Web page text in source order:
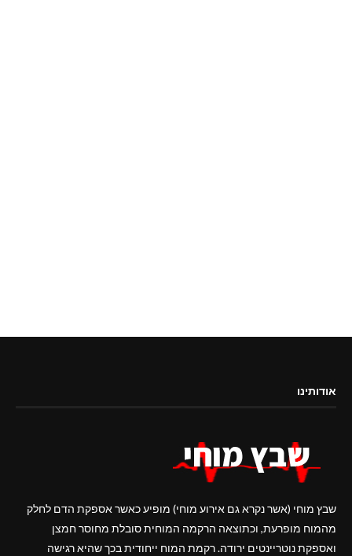
אודותינו
שבץ מוחי (אשר נקרא גם אירוע מוחי) מופיע כאשר אספקת הדם לחלק
מהמוח מופרעת, וכתוצאה הרקמה המוחית סובלת מחוסר חמצן
ואספקת נוטריינטים ירודה. רקמת המוח ייחודית בכך שהיא רגישה